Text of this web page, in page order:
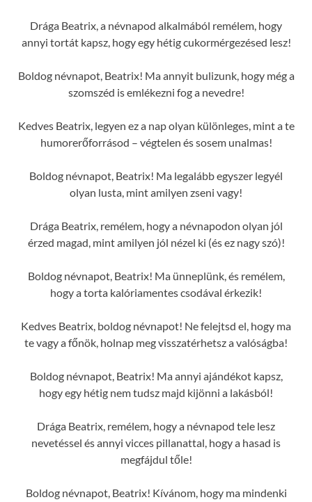
Drága Beatrix, a névnapod alkalmából remélem, hogy
annyi tortát kapsz, hogy egy hétig cukormérgezésed lesz!
Boldog névnapot, Beatrix! Ma annyit bulizunk, hogy még a
szomszéd is emlékezni fog a nevedre!
Kedves Beatrix, legyen ez a nap olyan különleges, mint a te
humorerőforrásod – végtelen és sosem unalmas!
Boldog névnapot, Beatrix! Ma legalább egyszer legyél
olyan lusta, mint amilyen zseni vagy!
Drága Beatrix, remélem, hogy a névnapodon olyan jól
érzed magad, mint amilyen jól nézel ki (és ez nagy szó)!
Boldog névnapot, Beatrix! Ma ünneplünk, és remélem,
hogy a torta kalóriamentes csodával érkezik!
Kedves Beatrix, boldog névnapot! Ne felejtsd el, hogy ma
te vagy a főnök, holnap meg visszatérhetsz a valóságba!
Boldog névnapot, Beatrix! Ma annyi ajándékot kapsz,
hogy egy hétig nem tudsz majd kijönni a lakásból!
Drága Beatrix, remélem, hogy a névnapod tele lesz
nevetéssel és annyi vicces pillanattal, hogy a hasad is
megfájdul tőle!
Boldog névnapot, Beatrix! Kívánom, hogy ma mindenki